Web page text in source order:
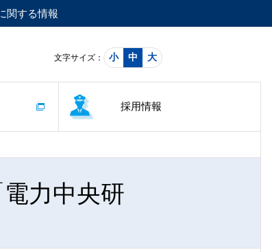
関する情報
文字サイズ： 小 中 大
採用情報
力中央研